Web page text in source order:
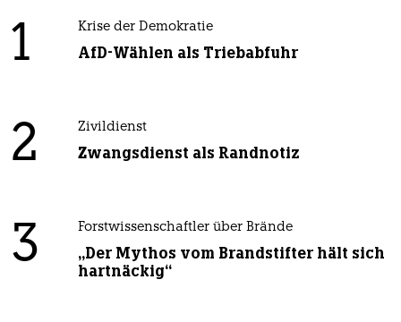
1 Krise der Demokratie
AfD-Wählen als Triebabfuhr
2 Zivildienst
Zwangsdienst als Randnotiz
3 Forstwissenschaftler über Brände
„Der Mythos vom Brandstifter hält sich
hartnäckig“